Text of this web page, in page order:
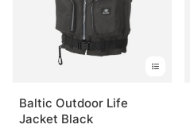
Baltic Outdoor Life
Jacket Black